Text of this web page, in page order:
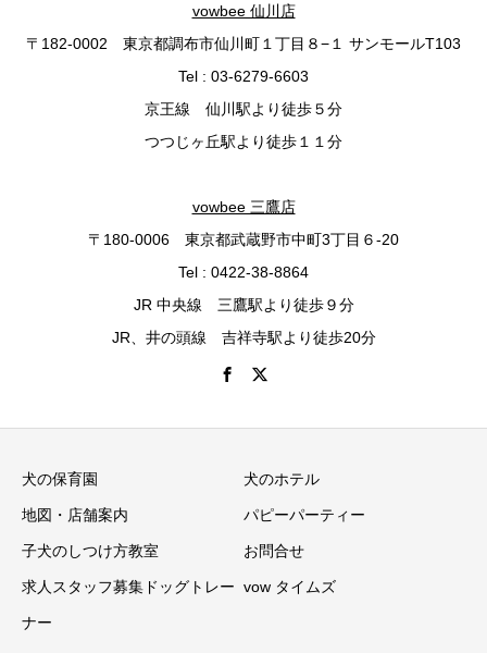
vowbee 仙川店
〒182-0002 東京都調布市仙川町１丁目８−１ サンモールT103
Tel : 03-6279-6603
京王線 仙川駅より徒歩５分
つつじヶ丘駅より徒歩１１分
vowbee 三鷹店
〒180-0006 東京都武蔵野市中町3丁目６-20
Tel : 0422-38-8864
JR 中央線 三鷹駅より徒歩９分
JR、井の頭線 吉祥寺駅より徒歩20分
犬の保育園 犬のホテル
地図・店舗案内 パピーパーティー
子犬のしつけ方教室 お問合せ
求人スタッフ募集ドッグトレー
ナー
vow タイムズ